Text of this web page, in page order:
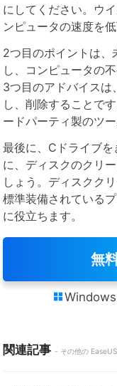
にしてください。ウ
ンピュータの速度を
2つ目のポイントは、
し、コンピュータの
3つ目のアドバイスは
し、削除することで
ードパーティ製のツー
最後に、Cドライブ
に、ディスクのクリ
しょう。ディスクク
標準装備されている
に役立ちます。
無

関連記事 - その他の